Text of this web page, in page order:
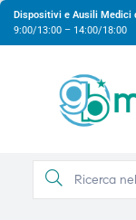
Dispositivi e Ausili Medici
9:00/13:00 – 14:00/18:00